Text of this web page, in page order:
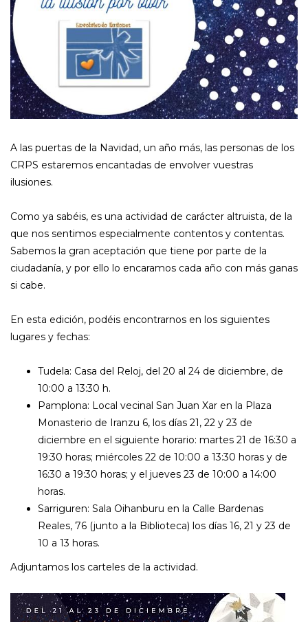
A las puertas de la Navidad, un año más, las personas de los
CRPS estaremos encantadas de envolver vuestras
ilusiones.
Como ya sabéis, es una actividad de carácter altruista, de la
que nos sentimos especialmente contentos y contentas.
Sabemos la gran aceptación que tiene por parte de la
ciudadanía, y por ello lo encaramos cada año con más ganas
si cabe.
En esta edición, podéis encontrarnos en los siguientes
lugares y fechas:
Tudela: Casa del Reloj, del 20 al 24 de diciembre, de
10:00 a 13:30 h.
Pamplona: Local vecinal San Juan Xar en la Plaza
Monasterio de Iranzu 6, los días 21, 22 y 23 de
diciembre en el siguiente horario: martes 21 de 16:30 a
19:30 horas; miércoles 22 de 10:00 a 13:30 horas y de
16:30 a 19:30 horas; y el jueves 23 de 10:00 a 14:00
horas.
Sarriguren: Sala Oihanburu en la Calle Bardenas
Reales, 76 (junto a la Biblioteca) los días 16, 21 y 23 de
10 a 13 horas.
Adjuntamos los carteles de la actividad.